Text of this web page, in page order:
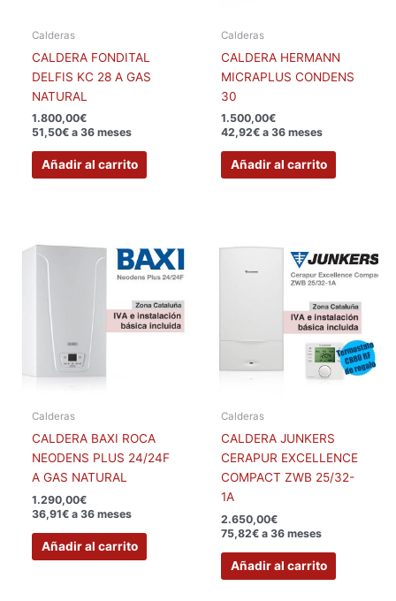
Calderas
CALDERA FONDITAL
DELFIS KC 28 A GAS
NATURAL
1.800,00€
51,50€ a 36 meses
Añadir al carrito
Calderas
CALDERA HERMANN
MICRAPLUS CONDENS
30
1.500,00€
42,92€ a 36 meses
Añadir al carrito
Calderas
CALDERA BAXI ROCA
NEODENS PLUS 24/24F
A GAS NATURAL
1.290,00€
36,91€ a 36 meses
Añadir al carrito
Calderas
CALDERA JUNKERS
CERAPUR EXCELLENCE
COMPACT ZWB 25/32-
1A
2.650,00€
75,82€ a 36 meses
Añadir al carrito